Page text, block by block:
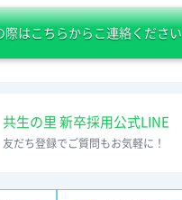
際はこちらからこ連絡ください
共生の里 新卒採用公式LINE
友だち登録でご質問もお気軽に！